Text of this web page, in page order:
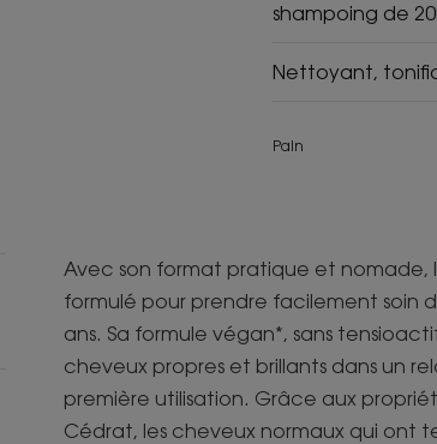
shampoing de
Nettoyant,
Pain
Avec son format pratique et nomade,
formulé pour prendre facilement soin
ans. Sa formule végan*, sans
cheveux propres et brillants dans un
première utilisation. Grâce aux
Cédrat, les cheveux normaux qui ont